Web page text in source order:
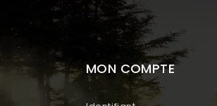
MON COMPTE